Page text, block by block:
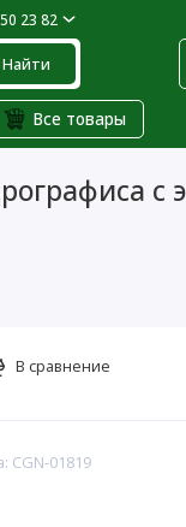
23 82
Найти
Все товары
с
CGN-01819
В сравнение